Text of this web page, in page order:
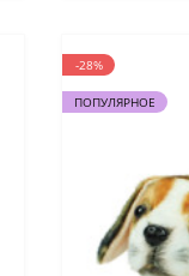
-28%
ПОПУЛЯРНОЕ